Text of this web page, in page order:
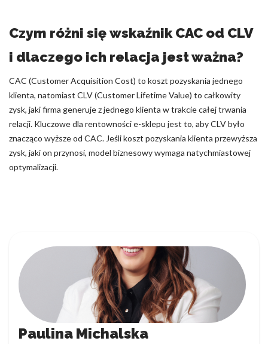
Czym różni się wskaźnik CAC od CLV
i dlaczego ich relacja jest ważna?
CAC (Customer Acquisition Cost) to koszt pozyskania jednego
klienta, natomiast CLV (Customer Lifetime Value) to całkowity
zysk, jaki firma generuje z jednego klienta w trakcie całej trwania
relacji. Kluczowe dla rentowności e-sklepu jest to, aby CLV było
znacząco wyższe od CAC. Jeśli koszt pozyskania klienta przewyższa
zysk, jaki on przynosi, model biznesowy wymaga natychmiastowej
optymalizacji.
Paulina Michalska